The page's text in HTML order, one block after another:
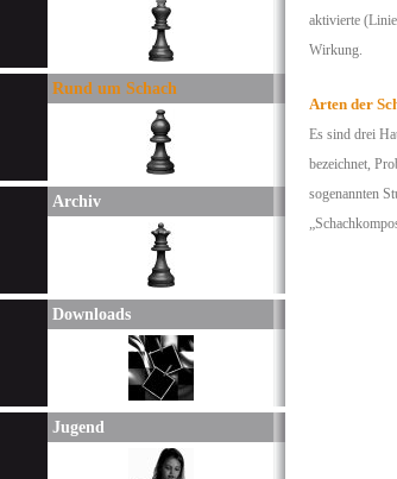
Rund um Schach
Archiv
Downloads
Jugend
aktivierte
Wirkung.
Arten der
Es sind drei
bezeichnet,
sogenannten